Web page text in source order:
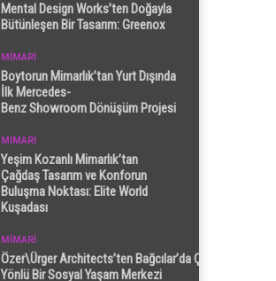
Mental Design Works’ten Doğayla
Bütünleşen Bir Tasarım: Greenox
MİMARİ
Boytorun Mimarlık’tan Yurt Dışında
İlk Mercedes-
Benz Showroom Dönüşüm Projesi
MİMARİ
Yeşim Kozanlı Mimarlık’tan
Çağdaş Tasarım ve Konforun
Buluşma Noktası: Elite World
Kuşadası
MİMARİ
Özer\Ürger Architects’ten Bağcılar’da Çok
Yönlü Bir Sosyal Yaşam Merkezi